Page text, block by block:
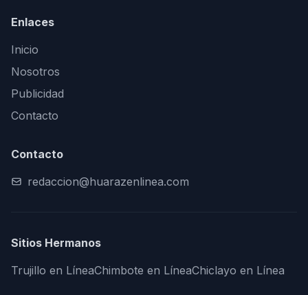
Enlaces
Inicio
Nosotros
Publicidad
Contacto
Contacto
redaccion@huarazenlinea.com
Sitios Hermanos
Trujillo en LíneaChimbote en LíneaChiclayo en Línea